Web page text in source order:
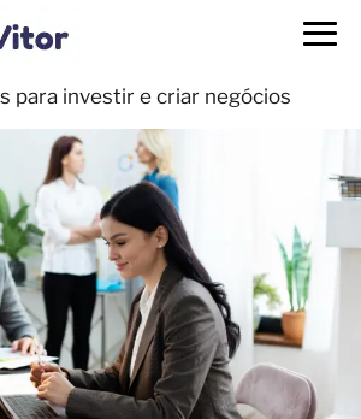
para investir e criar negócios